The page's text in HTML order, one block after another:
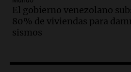
Cristo Redentor por
nieve se extiende a 22
Panorama Federal
Episodios
prácticas docentes en
El gobierno venezolano
80% de viviendas para
sismos